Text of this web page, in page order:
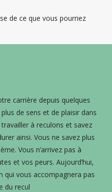
de ce que vous pourriez
carrière depuis quelques
de sens et de plaisir dans
à reculons et savez
ainsi. Vous ne savez plus
Vous n’arrivez pas à
et vos peurs. Aujourd’hui,
qui vous accompagnera pas
du recul